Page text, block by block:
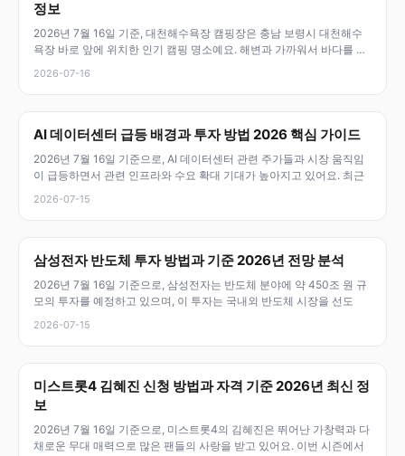
정보
2026년 7월 16일 기준, 대천해수욕장 캠핑장은 충남 보령시 대천해수
욕장 바로 앞에 위치한 인기 캠핑 명소예요. 해변과 가까워서 바다를 즐
2026-07-16
AI 데이터센터 급등 배경과 투자 방법 2026 핵심 가이드
2026년 7월 16일 기준으로, AI 데이터센터 관련 주가들과 시장 움직임
이 급등하면서 관련 인프라와 수요 확대 기대가 높아지고 있어요. 최근
2026-07-15
삼성전자 반도체 투자 방법과 기준 2026년 전망 분석
2026년 7월 16일 기준으로, 삼성전자는 반도체 분야에 약 450조 원 규
모의 투자를 예정하고 있으며, 이 투자는 국내외 반도체 시장을 선도
2026-07-15
미스트롯4 김혜진 신청 방법과 자격 기준 2026년 최신 정
보
2026년 7월 16일 기준으로, 미스트롯4의 김혜진은 뛰어난 가창력과 다
채로운 무대 매력으로 많은 팬들의 사랑을 받고 있어요. 이번 시즌에서